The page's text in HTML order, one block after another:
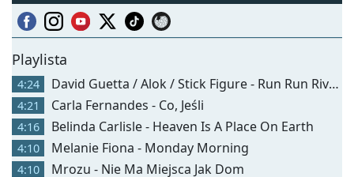
Playlista
4:24 David Guetta / Alok / Stick Figure - Run Run River (angels Above Me)
4:21 Carla Fernandes - Co, Jeśli
4:16 Belinda Carlisle - Heaven Is A Place On Earth
4:10 Melanie Fiona - Monday Morning
4:10 Mrozu - Nie Ma Miejsca Jak Dom